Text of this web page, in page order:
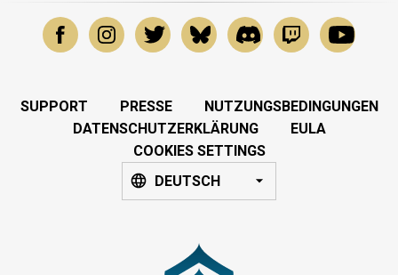
SUPPORT PRESSE
NUTZUNGSBEDINGUNGEN
DATENSCHUTZERKLÄRUNG
EULA
COOKIES SETTINGS
DEUTSCH